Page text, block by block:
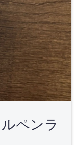
ペンラ